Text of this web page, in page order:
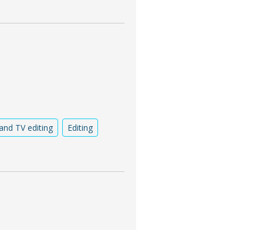
TV editing
Editing